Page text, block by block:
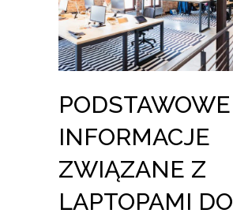
PODSTAWOWE
INFORMACJE
ZWIĄZANE Z
LAPTOPAMI DO